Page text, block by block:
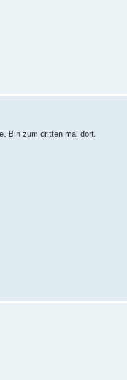
Bin zum dritten mal dort.